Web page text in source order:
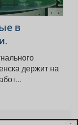
в
держит на